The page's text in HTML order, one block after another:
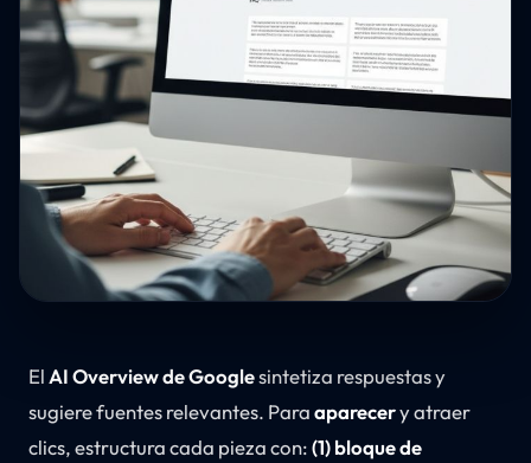
El AI Overview de Googlesintetiza respuestas y
sugiere fuentes relevantes. Paraaparecery atraer
clics, estructura cada pieza con:(1) bloque de